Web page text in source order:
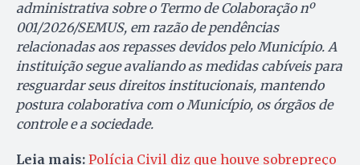
administrativa sobre o Termo de Colaboração nº
001/2026/SEMUS, em razão de pendências
relacionadas aos repasses devidos pelo Município. A
instituição segue avaliando as medidas cabíveis para
resguardar seus direitos institucionais, mantendo
postura colaborativa com o Município, os órgãos de
controle e a sociedade.
Leia mais: Polícia Civil diz que houve sobrepreço